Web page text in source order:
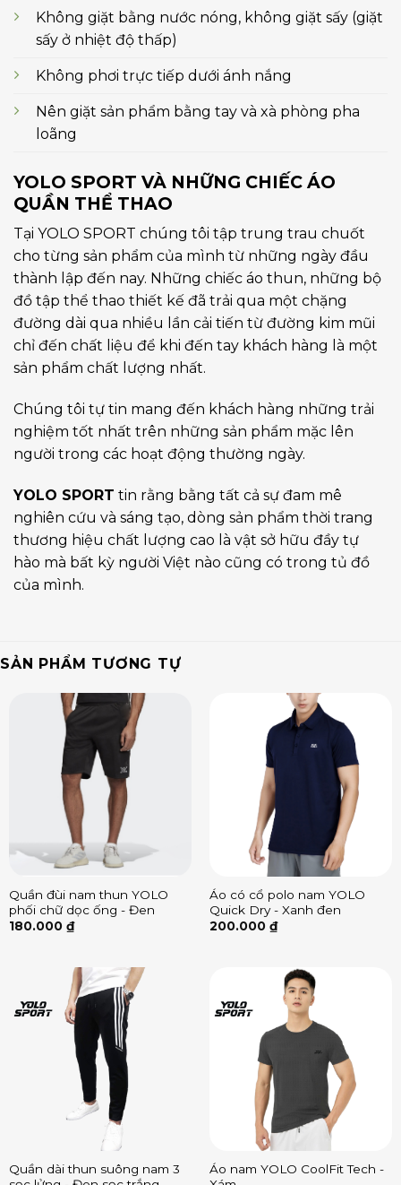
Không giặt bằng nước nóng, không giặt sấy (giặt
sấy ở nhiệt độ thấp)
Không phơi trực tiếp dưới ánh nắng
Nên giặt sản phẩm bằng tay và xà phòng pha
loãng
YOLO SPORT VÀ NHỮNG CHIẾC ÁO
QUẦN THỂ THAO
Tại YOLO SPORT chúng tôi tập trung trau chuốt
cho từng sản phẩm của mình từ những ngày đầu
thành lập đến nay. Những chiếc áo thun, những bộ
đồ tập thể thao thiết kế đã trải qua một chặng
đường dài qua nhiều lần cải tiến từ đường kim mũi
chỉ đến chất liệu để khi đến tay khách hàng là một
sản phẩm chất lượng nhất.
Chúng tôi tự tin mang đến khách hàng những trải
nghiệm tốt nhất trên những sản phẩm mặc lên
người trong các hoạt động thường ngày.
YOLO SPORT tin rằng bằng tất cả sự đam mê
nghiên cứu và sáng tạo, dòng sản phẩm thời trang
thương hiệu chất lượng cao là vật sở hữu đầy tự
hào mà bất kỳ người Việt nào cũng có trong tủ đồ
của mình.
SẢN PHẨM TƯƠNG TỰ
Quần đùi nam thun YOLO
phối chữ dọc ống - Đen
180.000 ₫
Áo có cổ polo nam YOLO
Quick Dry - Xanh đen
200.000 ₫
Quần dài thun suông nam 3
Áo nam YOLO CoolFit Tech -